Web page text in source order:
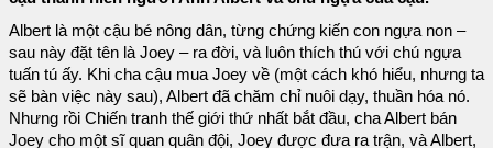
Albert là một cậu bé nông dân, từng chứng kiến con ngựa non –
sau này đặt tên là Joey – ra đời, và luôn thích thú với chú ngựa
tuấn tú ấy. Khi cha cậu mua Joey về (một cách khó hiểu, nhưng ta
sẽ bàn việc này sau), Albert đã chăm chỉ nuôi dạy, thuần hóa nó.
Nhưng rồi Chiến tranh thế giới thứ nhất bắt đầu, cha Albert bán
Joey cho một sĩ quan quân đội, Joey được đưa ra trận, và Albert,